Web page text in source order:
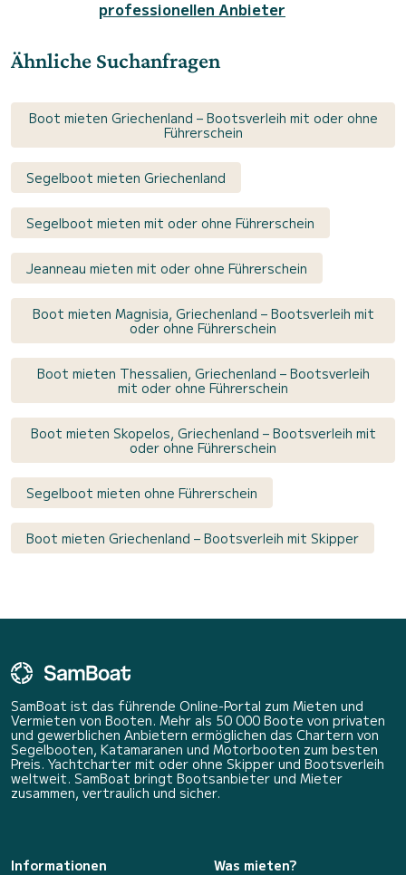
professionellen Anbieter
Ähnliche Suchanfragen
Boot mieten Griechenland – Bootsverleih mit oder ohne
Führerschein
Segelboot mieten Griechenland
Segelboot mieten mit oder ohne Führerschein
Jeanneau mieten mit oder ohne Führerschein
Boot mieten Magnisia, Griechenland – Bootsverleih mit
oder ohne Führerschein
Boot mieten Thessalien, Griechenland – Bootsverleih
mit oder ohne Führerschein
Boot mieten Skopelos, Griechenland – Bootsverleih mit
oder ohne Führerschein
Segelboot mieten ohne Führerschein
Boot mieten Griechenland – Bootsverleih mit Skipper
SamBoat ist das führende Online-Portal zum Mieten und
Vermieten von Booten. Mehr als 50 000 Boote von privaten
und gewerblichen Anbietern ermöglichen das Chartern von
Segelbooten, Katamaranen und Motorbooten zum besten
Preis. Yachtcharter mit oder ohne Skipper und Bootsverleih
weltweit. SamBoat bringt Bootsanbieter und Mieter
zusammen, vertraulich und sicher.
Informationen
Was mieten?